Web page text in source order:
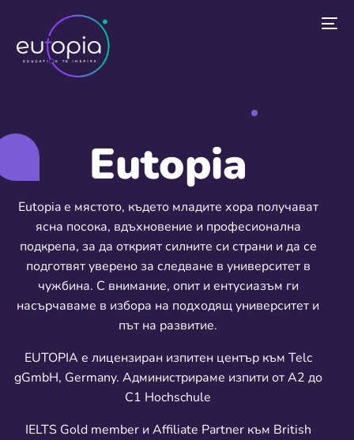
Eutopia
Eutopia е мястото, където младите хора получават
ясна посока, вдъхновение и професионална
подкрепа, за да открият силните си страни и да се
подготвят уверено за следване в университет в
чужбина. С внимание, опит и ентусиазъм ги
насърчаваме в избора на подходящ университет и
път на развитие.
EUTOPIA е лицензиран изпитен център към Telc
gGmbH, Germany. Администрираме изпити от А2 до
C1 Hochschule
IELTS Gold member и Affiliate Partner към British